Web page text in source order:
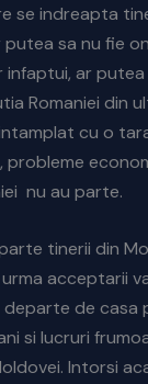
se indreapta
putea sa nu fie
ar
Romaniei din
cu o
probleme
nu au parte.
tinerii din
acceptarii
de casa
si lucruri
Intorsi